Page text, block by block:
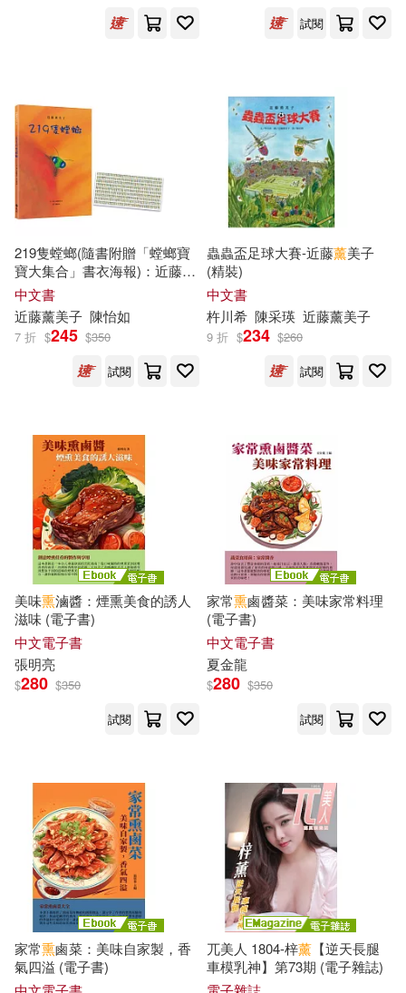
SS-Paradise(451)
Megamorrina(449)
素人ﾎｲﾎｲZ(440)
フラウス(430) 李國權(417)
ﾘﾌﾞｰﾄ編集部(417) 老舍(416)
MACプラス(415)
アリスJAPAN(406)
ｍａｇｎｅｔｉｃ Ｇ編集部(401)
ラブポップ(396)
エスデジタル(391) 闕(377)
素人onlyプラム(375)
マーキュリー(356) biki(347)
SS-Paradise nude(345)
DEEP’S(340) 長瀬麻美(337)
カムカムぴゅっ！(325)
商周出版(2094)
G-WALK(2079)
新華先鋒(2016)
科學出版社(1943)
化學工業出版社(1903)
水星外文雜誌(1853)
親子天下(1703)
中國紡織出版社(1563)
重慶大學電子音像出版社有限公司
天下文化(1512)
北京大學出版社(1505)
天下書盟(1498)
青島出版社(1451)
買動漫(1423) 晨星(1350)
試閱
219隻螳螂(隨書附贈「螳螂寶
寶大集合」書衣海報)：近藤薰
美子自然繪本
中文書
近藤薰美子 陳怡如
7 折 $245 $350
試閱
蟲蟲盃足球大賽-近藤薰美子
(精裝)
中文書
杵川希 陳采瑛 近藤薰美子
9 折 $234 $260
試閱
美味熏滷醬：煙熏美食的誘人
滋味 (電子書)
中文電子書
張明亮
$280 $350
試閱
家常熏鹵醬菜：美味家常料理
(電子書)
中文電子書
夏金龍
$280 $350
試閱
家常熏鹵菜：美味自家製，香
氣四溢 (電子書)
兀美人 1804-梓薰 【逆天長腿
車模乳神】第73期 (電子雜誌)